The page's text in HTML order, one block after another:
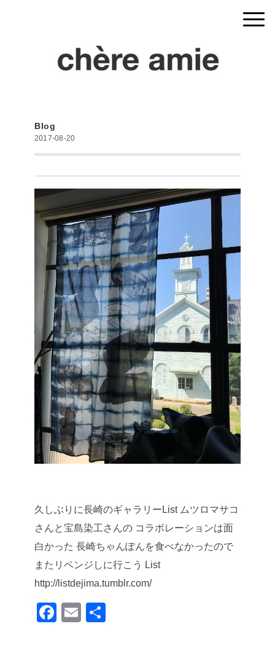
Blog
2017-08-20
久しぶりに長崎のギャラリーListムツロマサコ
さんと宝島染工さんの コラボレーションは面
白かった 長崎ちゃんぽんを食べなかったので
またリベンジしに行こう
List
http://listdejima.tumblr.com/
F
E